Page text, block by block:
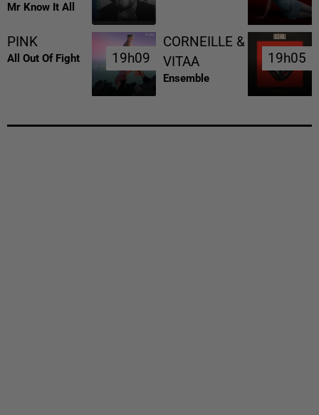
Mr Know It All
PINK
All Out Of Fight 19h09
19h09
CORNEILLE &
VITAA
Ensemble
19h05
19h05